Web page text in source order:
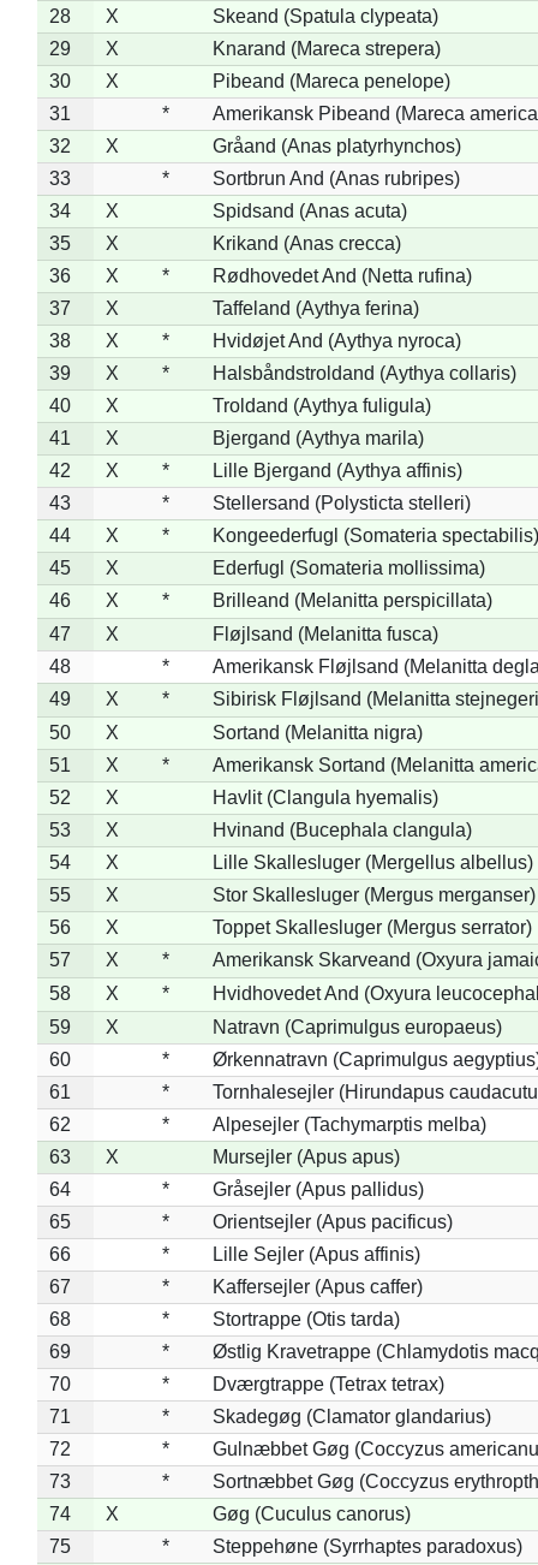
28
X
Skeand (Spatula clypeata)
29
X
Knarand (Mareca strepera)
30
X
Pibeand (Mareca penelope)
31
*
Amerikansk Pibeand (Mareca
32
X
Gråand (Anas platyrhynchos)
33
*
Sortbrun And (Anas rubripes)
34
X
Spidsand (Anas acuta)
35
X
Krikand (Anas crecca)
36
X *
Rødhovedet And (Netta rufina)
37
X
Taffeland (Aythya ferina)
38
X *
Hvidøjet And (Aythya nyroca)
39
X *
Halsbåndstroldand (Aythya collaris)
40
X
Troldand (Aythya fuligula)
41
X
Bjergand (Aythya marila)
42
X *
Lille Bjergand (Aythya affinis)
43
*
Stellersand (Polysticta stelleri)
44
X *
Kongeederfugl (Somateria spectabilis)
45
X
Ederfugl (Somateria mollissima)
46
X *
Brilleand (Melanitta perspicillata)
47
X
Fløjlsand (Melanitta fusca)
48
*
Amerikansk Fløjlsand (Melanitta
49
X *
Sibirisk Fløjlsand (Melanitta
50
X
Sortand (Melanitta nigra)
51
X *
Amerikansk Sortand (Melanitta
52
X
Havlit (Clangula hyemalis)
53
X
Hvinand (Bucephala clangula)
54
X
Lille Skallesluger (Mergellus albellus)
55
X
Stor Skallesluger (Mergus merganser)
56
X
Toppet Skallesluger (Mergus serrator)
57
X *
Amerikansk Skarveand (Oxyura
58
X *
Hvidhovedet And (Oxyura
59
X
Natravn (Caprimulgus europaeus)
60
*
Ørkennatravn (Caprimulgus
61
*
Tornhalesejler (Hirundapus
62
*
Alpesejler (Tachymarptis melba)
63
X
Mursejler (Apus apus)
64
*
Gråsejler (Apus pallidus)
65
*
Orientsejler (Apus pacificus)
66
*
Lille Sejler (Apus affinis)
67
*
Kaffersejler (Apus caffer)
68
*
Stortrappe (Otis tarda)
69
*
Østlig Kravetrappe (Chlamydotis
70
*
Dværgtrappe (Tetrax tetrax)
71
*
Skadegøg (Clamator glandarius)
72
*
Gulnæbbet Gøg (Coccyzus
73
*
Sortnæbbet Gøg (Coccyzus
74
X
Gøg (Cuculus canorus)
75
*
Steppehøne (Syrrhaptes paradoxus)